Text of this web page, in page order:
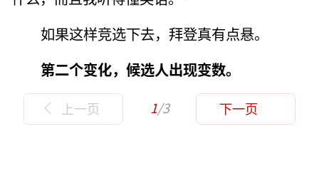
如果这样竞选下去，拜登真有点悬。
第二个变化，候选人出现变数。
上一页 1/3 下一页